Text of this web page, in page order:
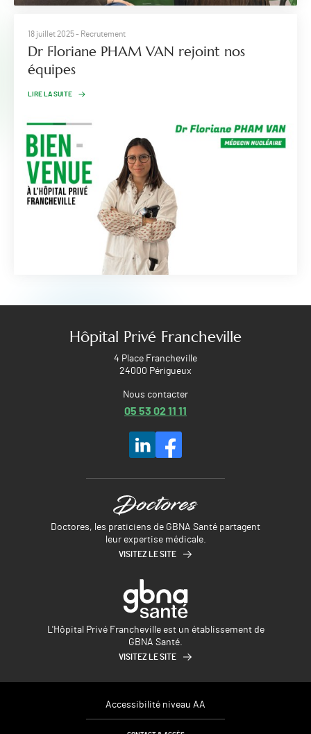
18 juillet 2025- Recrutement
Dr Floriane PHAM VAN rejoint nos
équipes
LIRE LA SUITE
Hôpital Privé Francheville
4 Place Francheville
24000 Périgueux
Nous contacter
05 53 02 11 11
Doctores, les praticiens de GBNA Santé partagent
leur expertise médicale.
VISITEZ LE SITE
L'Hôpital Privé Francheville est un établissement de
GBNA Santé.
VISITEZ LE SITE
Accessibilité niveau AA